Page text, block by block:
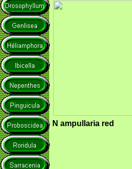
N ampullaria red